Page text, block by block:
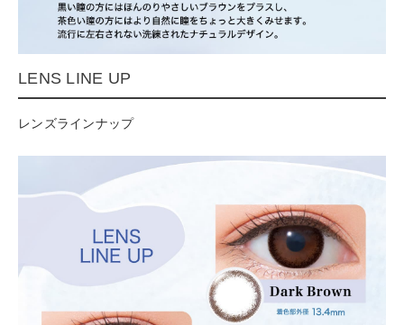
LENS LINE UP
レンズラインナップ